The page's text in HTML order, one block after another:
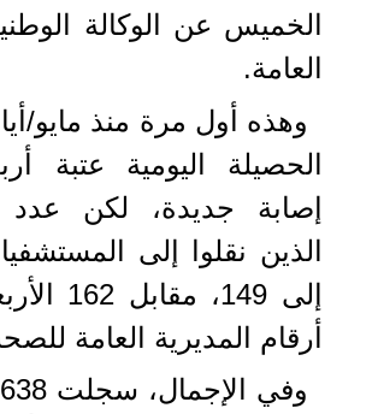
الخميس عن الوكالة
العامة.
وهذه أول مرة منذ مايو/
الحصيلة اليومية عتبة
إصابة جديدة، لكن
الذين نقلوا إلى
إلى 149،
أرقام المديرية العامة